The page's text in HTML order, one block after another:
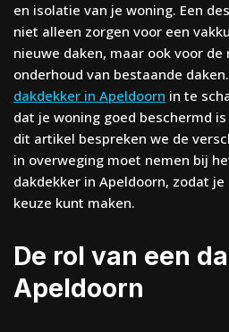
en isolatie van je woning. Een
niet alleen zorgen voor een
nieuwe daken, maar ook voor
onderhoud van bestaande
dakdekker in Apeldoorn in te
dat je woning goed beschermd
dit artikel bespreken we de
in overweging moet nemen bij
dakdekker in Apeldoorn, zodat
keuze kunt maken.
De rol van een
Apeldoorn